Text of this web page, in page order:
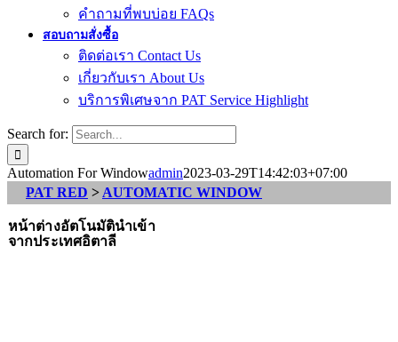
คำถามที่พบบ่อย FAQs
สอบถามสั่งซื้อ
ติดต่อเรา Contact Us
เกี่ยวกับเรา About Us
บริการพิเศษจาก PAT Service Highlight
Search for:
Automation For Windowadmin2023-03-29T14:42:03+07:00
PAT RED > AUTOMATIC WINDOW
หน้าต่างอัตโนมัตินำเข้า
จากประเทศอิตาลี